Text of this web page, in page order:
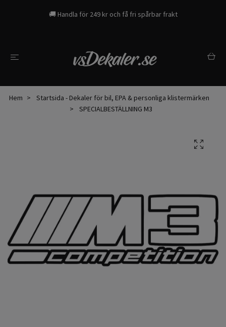
🚚 Handla för 249 kr och få fri spårbar frakt
Hem
Startsida - Dekaler för bil, EPA & personliga klistermärken
SPECIALBESTÄLLNING M3